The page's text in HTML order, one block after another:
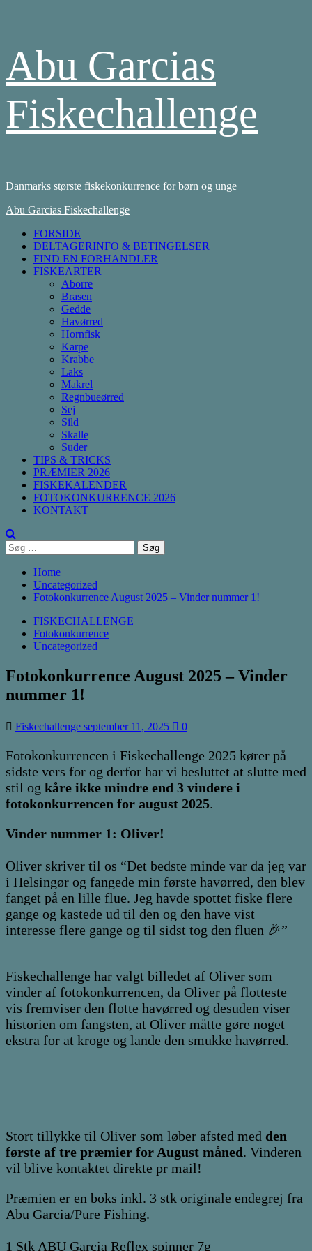
content
Abu Garcias
Fiskechallenge
Danmarks største fiskekonkurrence for børn og unge
Primary
Abu Garcias Fiskechallenge
FORSIDE
DELTAGERINFO & BETINGELSER
FIND EN FORHANDLER
FISKEARTER
Aborre
Brasen
Gedde
Havørred
Hornfisk
Karpe
Krabbe
Laks
Makrel
Regnbueørred
Sej
Sild
Skalle
Suder
TIPS & TRICKS
PRÆMIER 2026
FISKEKALENDER
FOTOKONKURRENCE 2026
KONTAKT
Søg
efter:
Home
Uncategorized
Fotokonkurrence August 2025 – Vinder nummer 1!
FISKECHALLENGE
Fotokonkurrence
Uncategorized
Fotokonkurrence August 2025 – Vinder
nummer 1!
Fiskechallenge september 11, 2025 0
Fotokonkurrencen i Fiskechallenge 2025 kører på
sidste vers for og derfor har vi besluttet at slutte med
stil og kåre ikke mindre end 3 vindere i
fotokonkurrencen for august 2025.
Vinder nummer 1: Oliver!
Oliver skriver til os “Det bedste minde var da jeg var
i Helsingør og fangede min første havørred, den blev
fanget på en lille flue. Jeg havde spottet fiske flere
gange og kastede ud til den og den have vist
interesse flere gange og til sidst tog den fluen 🎉”
Fiskechallenge har valgt billedet af Oliver som
vinder af fotokonkurrencen, da Oliver på flotteste
vis fremviser den flotte havørred og desuden viser
historien om fangsten, at Oliver måtte gøre noget
ekstra for at kroge og lande den smukke havørred.
Stort tillykke til Oliver som løber afsted med den
første af tre præmier for August måned. Vinderen
vil blive kontaktet direkte pr mail!
Præmien er en boks inkl. 3 stk originale endegrej fra
Abu Garcia/Pure Fishing.
1 Stk ABU Garcia Reflex spinner 7g